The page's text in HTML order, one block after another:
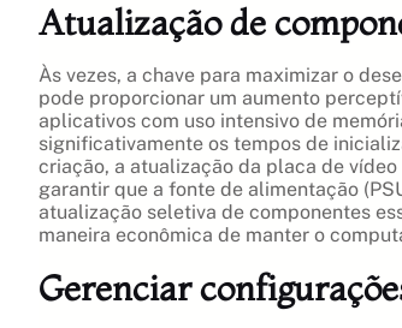
Atualização de
Às vezes, a chave para maximizar o
pode proporcionar um aumento
aplicativos com uso intensivo de
significativamente os tempos de
criação, a atualização da placa de
garantir que a fonte de alimentação
atualização seletiva de componentes
maneira econômica de manter o
Gerenciar